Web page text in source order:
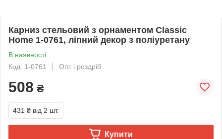
Карниз стельовий з орнаментом Classic
Home 1-0761, ліпний декор з поліуретану
В наявності
Код: 1-0761
Опт і роздріб
508 ₴
431 ₴ від 2 шт.
Купити